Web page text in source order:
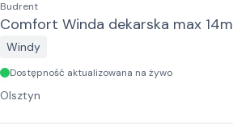
Budrent
Comfort Winda dekarska max 14m
Windy
Dostępność aktualizowana na żywo
Olsztyn